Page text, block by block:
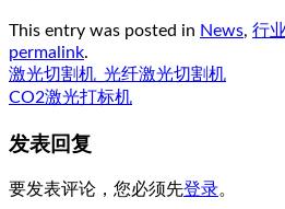
This entry was posted in News, 行
permalink.
激光切割机_光纤激光切割机
CO2激光打标机
发表回复
要发表评论，您必须先登录。